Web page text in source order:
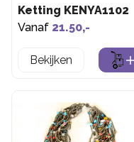
Ketting KENYA1102
Vanaf 21.50,-
Bekijken